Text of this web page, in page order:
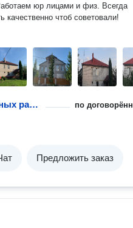
юр лицами и физ. Всегда
качественно чтоб советовали!
Мойка окон при высотных работах по
Предложить заказ